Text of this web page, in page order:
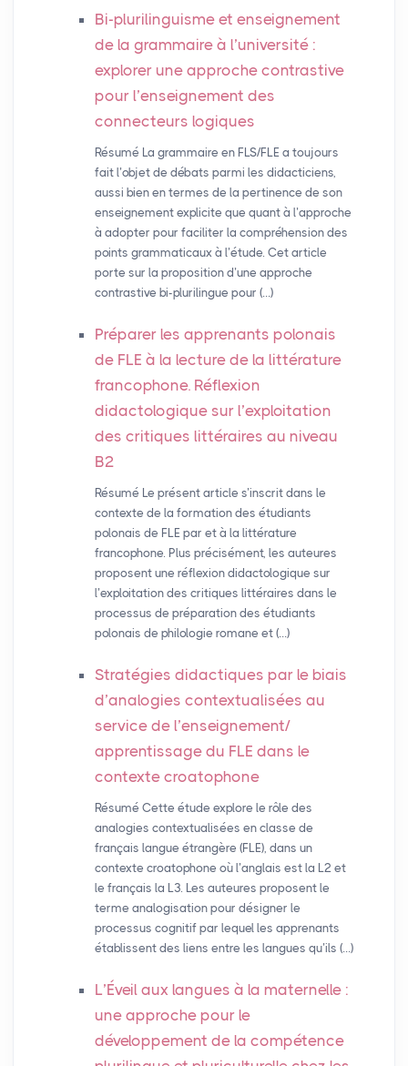
Bi-plurilinguisme et enseignement
de la grammaire à l’université :
explorer une approche contrastive
pour l’enseignement des
connecteurs logiques
Résumé La grammaire en FLS/FLE a toujours
fait l’objet de débats parmi les didacticiens,
aussi bien en termes de la pertinence de son
enseignement explicite que quant à l’approche
à adopter pour faciliter la compréhension des
points grammaticaux à l’étude. Cet article
porte sur la proposition d’une approche
contrastive bi-plurilingue pour (…)
Préparer les apprenants polonais
de FLE à la lecture de la littérature
francophone. Réflexion
didactologique sur l’exploitation
des critiques littéraires au niveau
B2
Résumé Le présent article s’inscrit dans le
contexte de la formation des étudiants
polonais de FLE par et à la littérature
francophone. Plus précisément, les auteures
proposent une réflexion didactologique sur
l’exploitation des critiques littéraires dans le
processus de préparation des étudiants
polonais de philologie romane et (…)
Stratégies didactiques par le biais
d’analogies contextualisées au
service de l’enseignement/
apprentissage du FLE dans le
contexte croatophone
Résumé Cette étude explore le rôle des
analogies contextualisées en classe de
français langue étrangère (FLE), dans un
contexte croatophone où l’anglais est la L2 et
le français la L3. Les auteures proposent le
terme analogisation pour désigner le
processus cognitif par lequel les apprenants
établissent des liens entre les langues qu’ils (…)
L’Éveil aux langues à la maternelle :
une approche pour le
développement de la compétence